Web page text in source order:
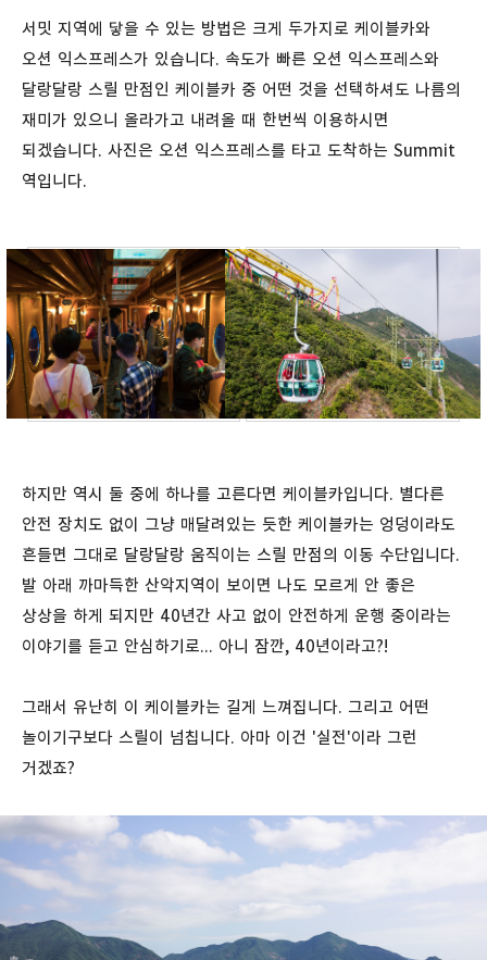
서밋 지역에 닿을 수 있는 방법은 크게 두가지로 케이블카와
오션 익스프레스가 있습니다. 속도가 빠른 오션 익스프레스와
달랑달랑 스릴 만점인 케이블카 중 어떤 것을 선택하셔도 나름의
재미가 있으니 올라가고 내려올 때 한번씩 이용하시면
되겠습니다. 사진은 오션 익스프레스를 타고 도착하는 Summit
역입니다.
하지만 역시 둘 중에 하나를 고른다면 케이블카입니다. 별다른
안전 장치도 없이 그냥 매달려있는 듯한 케이블카는 엉덩이라도
흔들면 그대로 달랑달랑 움직이는 스릴 만점의 이동 수단입니다.
발 아래 까마득한 산악지역이 보이면 나도 모르게 안 좋은
상상을 하게 되지만 40년간 사고 없이 안전하게 운행 중이라는
이야기를 듣고 안심하기로... 아니 잠깐, 40년이라고?!
그래서 유난히 이 케이블카는 길게 느껴집니다. 그리고 어떤
놀이기구보다 스릴이 넘칩니다. 아마 이건 '실전'이라 그런
거겠죠?